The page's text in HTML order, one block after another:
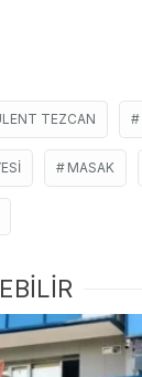
TEZCAN
MASAK